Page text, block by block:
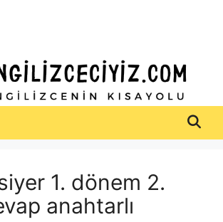
1. dönem 2.
anahtarlı